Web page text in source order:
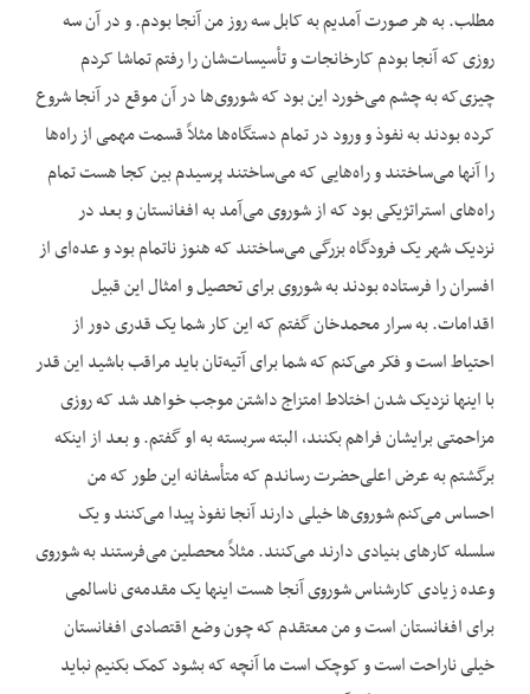
مطلب. به هر صورت آمدیم به کابل سه روز من آنجا بودم. و در آن سه
روزی که آنجا بودم کارخانجات و تأسیسات‌شان را رفتم تماشا کردم
چیزی‌که به چشم می‌خورد این بود که شوروی‌ها در آن موقع در آنجا شروع
کرده بودند به نفوذ و ورود در تمام دستگاه‌ها مثلاً قسمت مهمی از راه‌ها
را آنها می‌ساختند و راه‌هایی که می‌ساختند پرسیدم بین کجا هست تمام
راه‌های استراتژیکی بود که از شوروی می‌آمد به افغانستان و بعد در
نزدیک شهر یک فرودگاه بزرگی می‌ساختند که هنوز ناتمام بود و عده‌ای از
افسران را فرستاده بودند به شوروی برای تحصیل و امثال این قبیل
اقدامات. به سرار محمدخان گفتم که این کار شما یک قدری دور از
احتیاط است و فکر می‌کنم که شما برای آتیه‌تان باید مراقب باشید این قدر
با اینها نزدیک شدن اختلاط امتزاج داشتن موجب خواهد شد که روزی
مزاحمتی برایشان فراهم بکنند، البته سربسته به او گفتم. و بعد از اینکه
برگشتم به عرض اعلی‌حضرت رساندم که متأسفانه این طور که من
احساس می‌کنم شوروی‌ها خیلی دارند آنجا نفوذ پیدا می‌کنند و یک
سلسله کارهای بنیادی دارند می‌کنند. مثلاً محصلین می‌فرستند به شوروی
وعده زیادی کارشناس شوروی آنجا هست اینها یک مقدمه‌ی ناسالمی
برای افغانستان است و من معتقدم که چون وضع اقتصادی افغانستان
خیلی ناراحت است و کوچک است ما آنچه که بشود کمک بکنیم نباید